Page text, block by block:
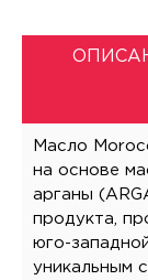
Масло
на основе
арганы
продукта,
юго-
уникальным